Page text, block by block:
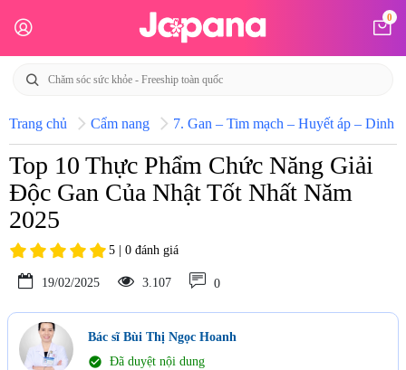
0
Trang chủ Cẩm nang 7. Gan – Tim mạch – Huyết áp – Dinh
Top 10 Thực Phẩm Chức Năng Giải
Độc Gan Của Nhật Tốt Nhất Năm
2025
5 | 0 đánh giá
19/02/2025 3.107 0
Bác sĩ Bùi Thị Ngọc Hoanh
check_circle Đã duyệt nội dung